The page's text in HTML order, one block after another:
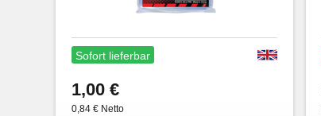
Sofort lieferbar
1,00 €
0,84 € Netto